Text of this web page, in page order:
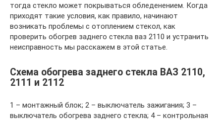
тогда стекло может покрываться обледенением. Когда
приходят такие условия, как правило, начинают
возникать проблемы с отоплением стекол, как
проверить обогрев заднего стекла ваз 2110 и устранить
неисправность мы расскажем в этой статье.
Схема обогрева заднего стекла ВАЗ 2110,
2111 и 2112
1 – монтажный блок; 2 – выключатель зажигания; 3 –
выключатель обогрева заднего стекла; 4 – контрольная